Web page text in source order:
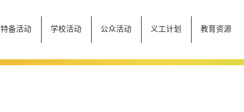
特备活动 学校活动 公众活动 义工计划 教育资源